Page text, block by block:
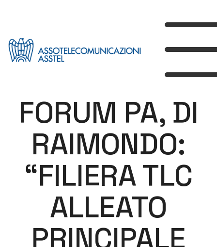
FORUM PA, DI
RAIMONDO:
“FILIERA TLC
ALLEATO
PRINCIPALE